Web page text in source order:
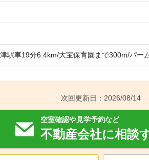
駅車19分6.4km/大宝保育園まで300m/パー
次回更新日：2026/08/14
空室確認や見学予約など
不動産会社に相談